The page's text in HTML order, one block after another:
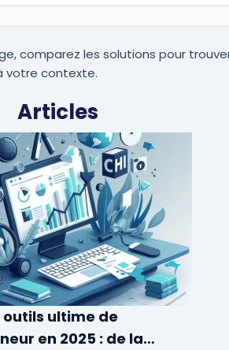
comparez les solutions pour
votre contexte.
Articles
ultime de
en 2025 : de la